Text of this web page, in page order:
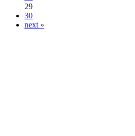
29
30
next »